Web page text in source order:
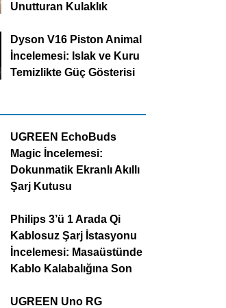
Unutturan Kulaklık
Dyson V16 Piston Animal
İncelemesi: Islak ve Kuru
Temizlikte Güç Gösterisi
UGREEN EchoBuds
Magic İncelemesi:
Dokunmatik Ekranlı Akıllı
Şarj Kutusu
Philips 3’ü 1 Arada Qi
Kablosuz Şarj İstasyonu
İncelemesi: Masaüstünde
Kablo Kalabalığına Son
UGREEN Uno RG